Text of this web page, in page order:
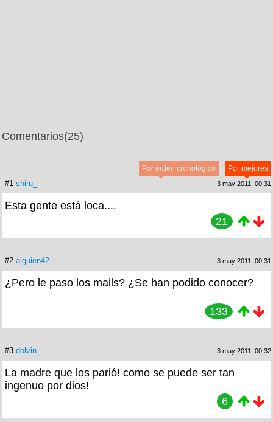
Comentarios(25)
Por mejores
Por orden cronológico
#1 shiru_ 3 may 2011, 00:31
Esta gente está loca....
21
#2 alguien42 3 may 2011, 00:31
¿Pero le paso los mails? ¿Se han podido conocer?
133
#3 dolvin 3 may 2011, 00:32
La madre que los parió! como se puede ser tan
ingenuo por dios!
6